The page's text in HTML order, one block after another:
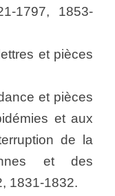
1797, 1853-
et pièces
et pièces
et aux
de la
et des
1831-1832.